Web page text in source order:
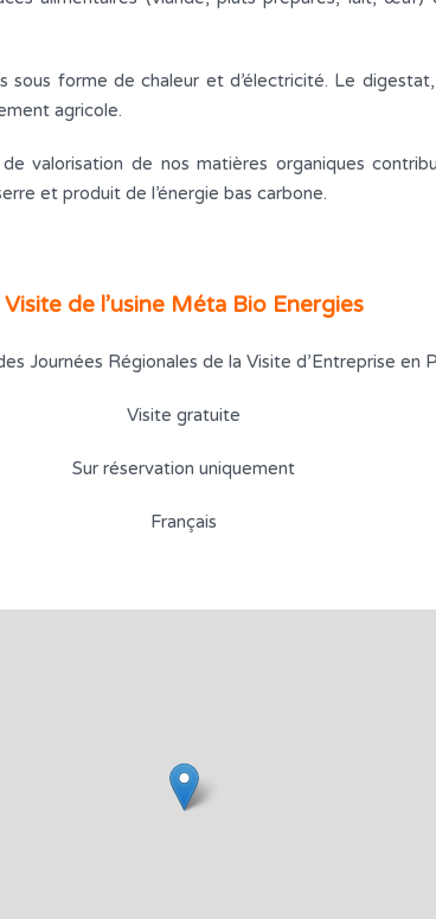
sous forme de chaleur et d’électricité. Le
agricole.
valorisation de nos matières organiques
et produit de l’énergie bas carbone.
Visite de l’usine Méta Bio Energies
Journées Régionales de la Visite d’Entreprise en
Visite gratuite
Sur réservation uniquement
Français